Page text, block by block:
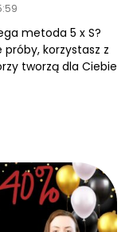
metoda 5 x S?
korzystasz z
tworzą dla Ciebie